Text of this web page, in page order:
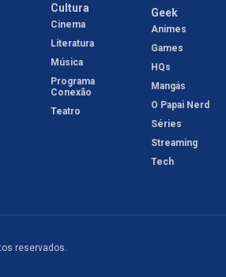
Cultura
Cinema
Literatura
Música
Programa
Conexão
Teatro
Geek
Animes
Games
HQs
Mangás
O Papai Nerd
Séries
Streaming
Tech
reservados.